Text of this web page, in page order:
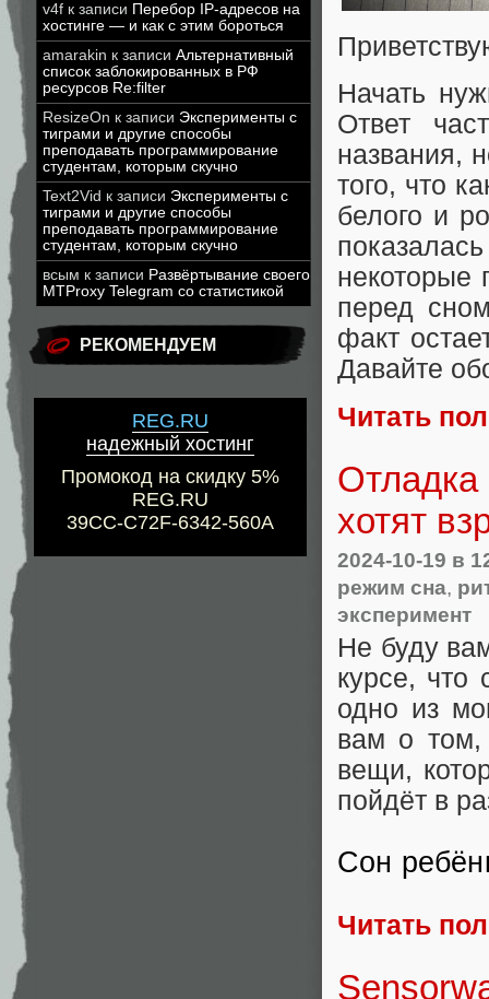
v4f к записи Перебор IP-адресов на
хостинге — и как с этим бороться
amarakin к записи Альтернативный
список заблокированных в РФ
ресурсов Re:filter
ResizeOn к записи Эксперименты с
тиграми и другие способы
преподавать программирование
студентам, которым скучно
Text2Vid к записи Эксперименты с
тиграми и другие способы
преподавать программирование
студентам, которым скучно
всым к записи Развёртывание своего
MTProxy Telegram со статистикой
РЕКОМЕНДУЕМ
REG.RU
надежный хостинг
Промокод на скидку 5%
REG.RU
39CC-C72F-6342-560A
Начать
Ответ
названия,
того, что
белого и
перед
факт
Давайте
Читать
хотят
2024-10-19 в
режим сна,
эксперимент
Не буду
курсе, что
одно из
вам о том,
вещи,
пойдёт в
Сон
Читать